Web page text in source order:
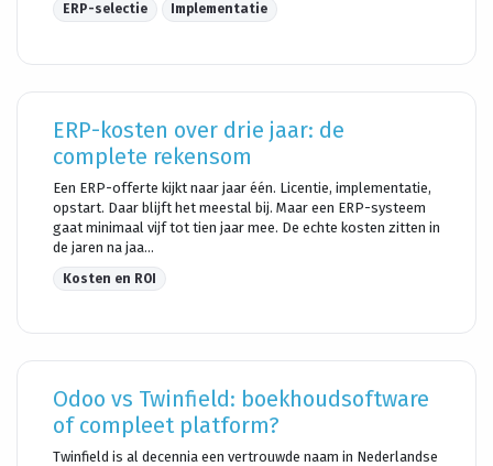
ERP-selectie Implementatie
ERP-kosten over drie jaar: de
complete rekensom
Een ERP-offerte kijkt naar jaar één. Licentie, implementatie,
opstart. Daar blijft het meestal bij. Maar een ERP-systeem
gaat minimaal vijf tot tien jaar mee. De echte kosten zitten in
de jaren na jaa...
Kosten en ROI
Odoo vs Twinfield: boekhoudsoftware
of compleet platform?
Twinfield is al decennia een vertrouwde naam in Nederlandse